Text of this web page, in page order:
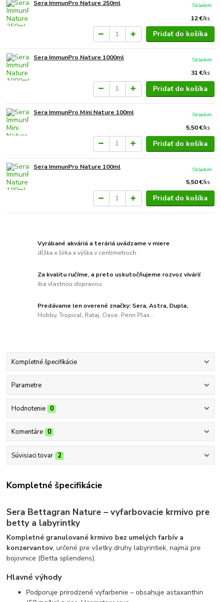
Sera ImmunPro Nature 250ml
12 €/ks
Skladom
Pridať do košíka
Sera ImmunPro Nature 1000ml
31 €/ks
Skladom
Pridať do košíka
Sera ImmunPro Mini Nature 100ml
5,50 €/ks
Skladom
Pridať do košíka
Sera ImmunPro Nature 100ml
5,50 €/ks
Skladom
Pridať do košíka
Vyrábané akváriá a teráriá uvádzame v miere
dĺžka x šírka x výška v centimetroch.
Za kvalitu ručíme, a preto uskutočňujeme rozvoz vivárií
iba vlastnou dopravou.
Predávame len overené značky: Sera, Astra, Dupla,
Hobby, Tropical, Rataj, Oase, Penn Plax...
Kompletné špecifikácie
Parametre
Hodnotenie 0
Komentáre 0
Súvisiaci tovar 2
Kompletné špecifikácie
Sera Bettagran Nature – vyfarbovacie krmivo pre
betty a labyrintky
Kompletné granulované krmivo bez umelých farbív a
konzervantov, určené pre všetky druhy labyrintiek, najmä pre
bojovnice (Betta splendens).
Hlavné výhody
Podporuje prirodzené vyfarbenie – obsahuje astaxanthin